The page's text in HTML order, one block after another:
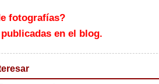
fotografías?
en el blog.